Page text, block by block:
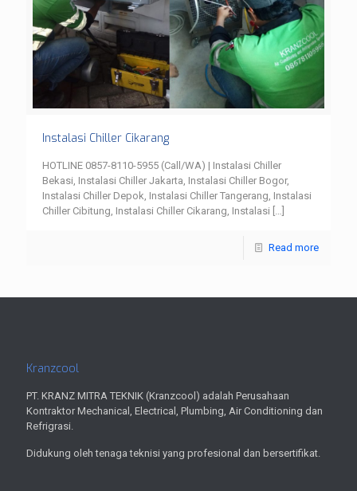
Instalasi Chiller Cikarang
HOTLINE 0857-8110-5955 (Call/WA) | Instalasi Chiller
Bekasi, Instalasi Chiller Jakarta, Instalasi Chiller Bogor,
Instalasi Chiller Depok, Instalasi Chiller Tangerang, Instalasi
Chiller Cibitung, Instalasi Chiller Cikarang, Instalasi
Read more
Kranzcool
PT. KRANZ MITRA TEKNIK (Kranzcool) adalah Perusahaan
Kontraktor Mechanical, Electrical, Plumbing, Air Conditioning dan
Refrigrasi.
Didukung oleh tenaga teknisi yang profesional dan bersertifikat.